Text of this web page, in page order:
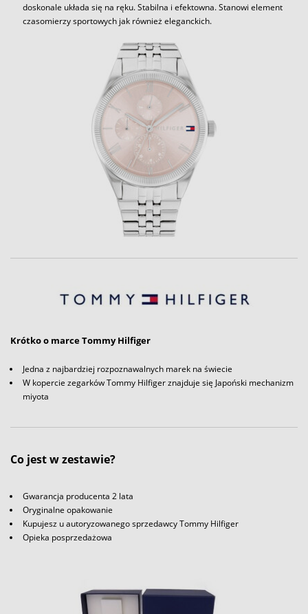
doskonale układa się na ręku. Stabilna i efektowna. Stanowi element
czasomierzy sportowych jak również eleganckich.
Krótko o marce Tommy Hilfiger
Jedna z najbardziej rozpoznawalnych marek na świecie
W kopercie zegarków Tommy Hilfiger znajduje się Japoński mechanizm
miyota
Co jest w zestawie?
Gwarancja producenta 2 lata
Oryginalne opakowanie
Kupujesz u autoryzowanego sprzedawcy Tommy Hilfiger
Opieka posprzedażowa